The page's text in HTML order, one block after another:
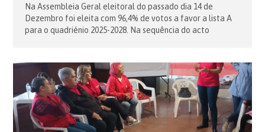
Na Assembleia Geral eleitoral do passado dia 14 de
Dezembro foi eleita com 96,4% de votos a favor a lista A
para o quadriénio 2025-2028. Na sequência do acto
Portugueses da Ordem Soberana e Militar de Malta a ter
[…]